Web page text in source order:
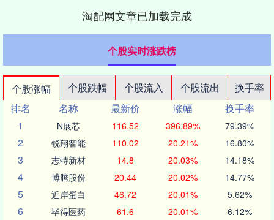
淘配网文章已加载完成
个股实时涨跌榜
个股涨幅 个股跌幅 个股流入 个股流出
换手率
排名
名称 最新价 涨幅
换手率
1
N展芯 116.52 396.89% 79.39%
2 锐翔智能 110.02 20.21% 16.80%
3 志特新材 14.8 20.03% 14.18%
4 博腾股份 20.44 20.02% 14.77%
5 近岸蛋白 46.72 20.01% 5.62%
6 毕得医药 61.6 20.01% 6.12%